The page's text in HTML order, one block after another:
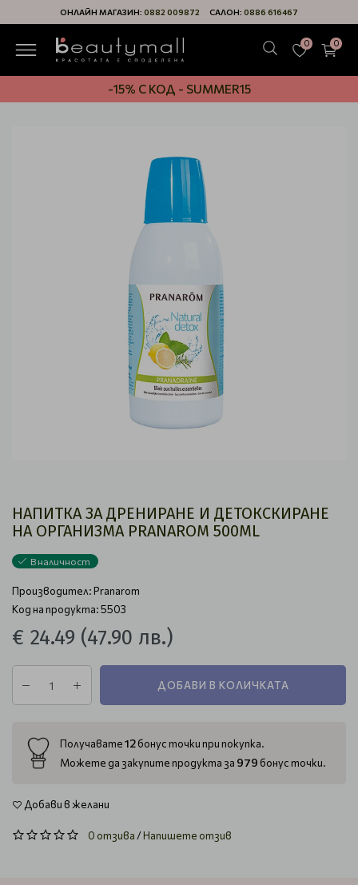
ОНЛАЙН МАГАЗИН: 0882 009872 САЛОН: 0886 616467
0 0
-15% С КОД - SUMMER15
НАПИТКА ЗА ДРЕНИРАНЕ И ДЕТОКСКИРАНЕ
НА ОРГАНИЗМА PRANAROM 500ML
В наличност
Производител:Pranarom
Код на продукта: 5503
€ 24.49 (47.90 лв.)
ДОБАВИ В КОЛИЧКАТА
Получавате12бонус точки при покупка.
Можете да закупите продукта за 979 бонус точки.
Добави в желани
0 отзива/Напишете отзив